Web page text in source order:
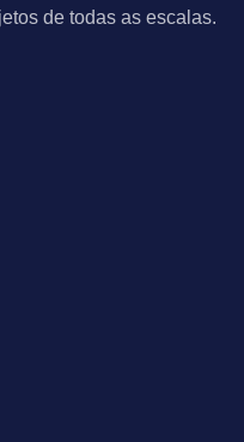
de todas as escalas.